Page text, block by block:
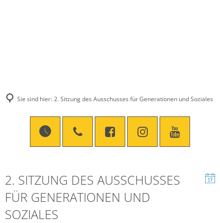
Sie sind hier: 2. Sitzung des Ausschusses für Generationen und Soziales
2. SITZUNG DES AUSSCHUSSES
FÜR GENERATIONEN UND
SOZIALES